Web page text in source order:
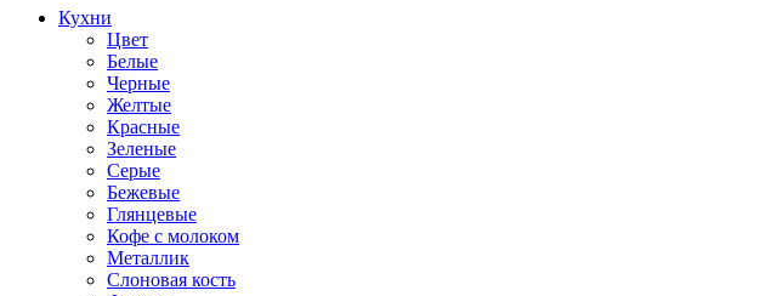
Кухни
Цвет
Белые
Черные
Желтые
Красные
Зеленые
Серые
Бежевые
Глянцевые
Кофе с молоком
Металлик
Слоновая кость